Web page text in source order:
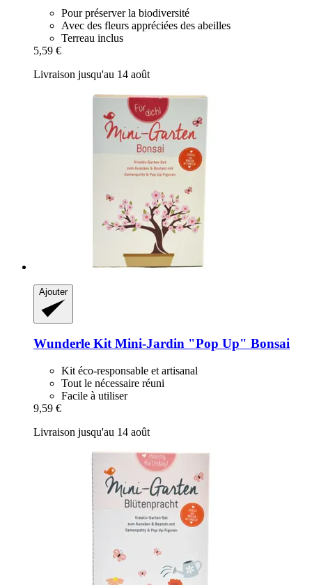
Pour préserver la biodiversité
Avec des fleurs appréciées des abeilles
Terreau inclus
5,59 €
Livraison jusqu'au 14 août
Ajouter
Wunderle Kit Mini-​Jardin "Pop Up" Bonsai
Kit éco-responsable et artisanal
Tout le nécessaire réuni
Facile à utiliser
9,59 €
Livraison jusqu'au 14 août